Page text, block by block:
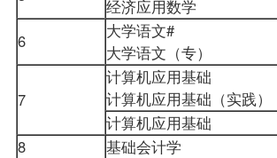
经济应用数学
6
大学语文#
大学语文（专）
7
计算机应用基础
计算机应用基础（实践）
计算机应用基础
8
基础会计学